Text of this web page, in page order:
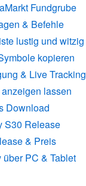
Fundgrube
& Befehle
lustig und witzig
kopieren
& Live Tracking
lassen
Download
S30 Release
& Preis
PC & Tablet